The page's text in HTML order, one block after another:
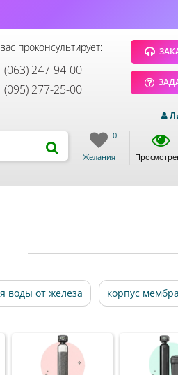
проконсультирует:
(063) 247-94-00
(095) 277-25-00
Желания
0
воды от железа корпус